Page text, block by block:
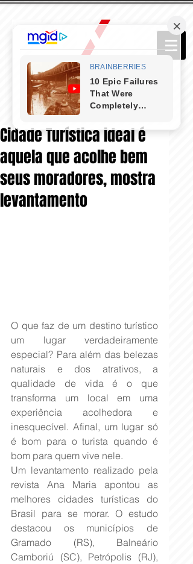
Cidade Turística ideal é
aquela que acolhe bem
seus moradores, mostra
levantamento
O que faz de um destino turístico
um lugar verdadeiramente
especial? Para além das belezas
naturais e dos atrativos, a
qualidade de vida é o que
transforma um local em uma
experiência acolhedora e
inesquecível. Afinal, um lugar só
é bom para o turista quando é
bom para quem vive nele.
Um levantamento realizado pela
revista Ana Maria apontou as
melhores cidades turísticas do
Brasil para se morar. O estudo
destacou os municípios de
Gramado (RS), Balneário
Camboriú (SC), Petrópolis (RJ),